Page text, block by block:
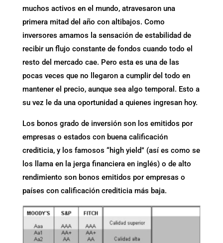
muchos activos en el mundo, atravesaron una
primera mitad del año con altibajos. Como
inversores amamos la sensación de estabilidad de
recibir un flujo constante de fondos cuando todo el
resto del mercado cae. Pero esta es una de las
pocas veces que no llegaron a cumplir del todo en
mantener el precio, aunque sea algo temporal. Esto a
su vez le da una oportunidad a quienes ingresan hoy.
Los bonos grado de inversión son los emitidos por
empresas o estados con buena calificación
crediticia, y los famosos “high yield” (así es como se
los llama en la jerga financiera en inglés) o de alto
rendimiento son bonos emitidos por empresas o
países con calificación crediticia más baja.